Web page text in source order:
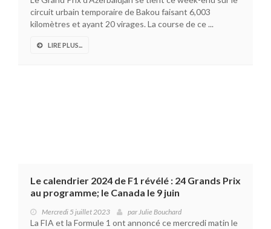
circuit urbain temporaire de Bakou faisant 6,003
kilomètres et ayant 20 virages. La course de ce ...
LIRE PLUS...
Le calendrier 2024 de F1 révélé : 24 Grands Prix
au programme; le Canada le 9 juin
Mercredi 5 juillet 2023 parJulie Bouchard
La FIA et la Formule 1 ont annoncé ce mercredi matin le